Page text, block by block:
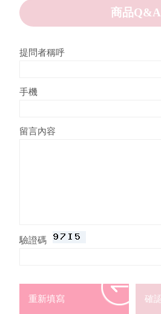
商品Q&A
提問者稱呼
手機
留言內容
驗證碼